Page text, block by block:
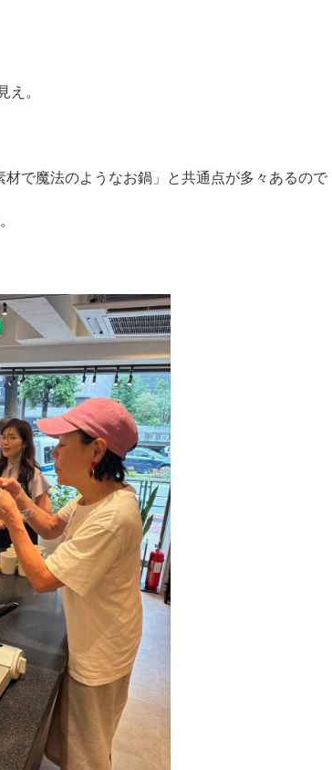
え。
で魔法のようなお鍋」と共通点が多々あるので